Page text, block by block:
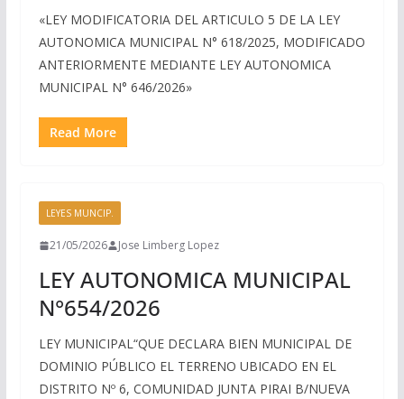
«LEY MODIFICATORIA DEL ARTICULO 5 DE LA LEY
AUTONOMICA MUNICIPAL N° 618/2025, MODIFICADO
ANTERIORMENTE MEDIANTE LEY AUTONOMICA
MUNICIPAL N° 646/2026»
Read More
LEYES MUNCIP.
21/05/2026 Jose Limberg Lopez
LEY AUTONOMICA MUNICIPAL
N°654/2026
LEY MUNICIPAL“QUE DECLARA BIEN MUNICIPAL DE
DOMINIO PÚBLICO EL TERRENO UBICADO EN EL
DISTRITO Nº 6, COMUNIDAD JUNTA PIRAI B/NUEVA